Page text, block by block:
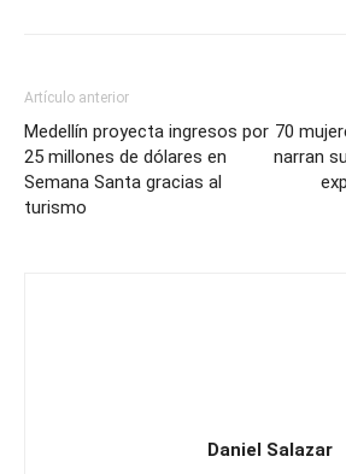
Artículo anterior
Medellín proyecta ingresos por
25 millones de dólares en
Semana Santa gracias al
turismo
70
narran
Daniel Salazar